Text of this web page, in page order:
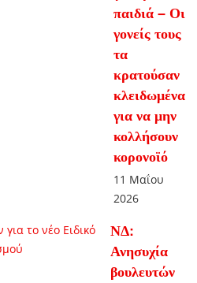
παιδιά – Οι
γονείς τους
τα
κρατούσαν
κλειδωμένα
για να μην
κολλήσουν
κορονοϊό
11 Μαΐου
2026
ΝΔ:
Ανησυχία
βουλευτών